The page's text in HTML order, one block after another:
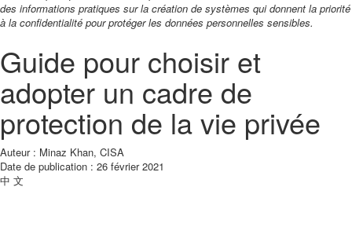
des informations pratiques sur la création de systèmes qui donnent la priorité
à la confidentialité pour protéger les données personnelles sensibles.
Guide pour choisir et
adopter un cadre de
protection de la vie privée
Auteur : Minaz Khan, CISA
Date de publication : 26 février 2021
中 文